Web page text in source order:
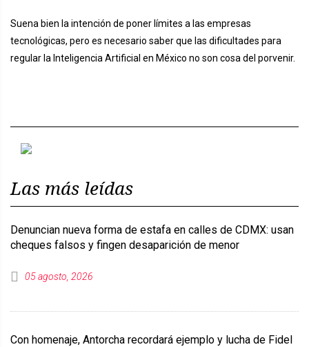
Suena bien la intención de poner límites a las empresas
tecnológicas, pero es necesario saber que las dificultades para
regular la Inteligencia Artificial en México no son cosa del porvenir.
Las más leídas
Denuncian nueva forma de estafa en calles de CDMX: usan
cheques falsos y fingen desaparición de menor
05 agosto, 2026
Con homenaje, Antorcha recordará ejemplo y lucha de Fidel